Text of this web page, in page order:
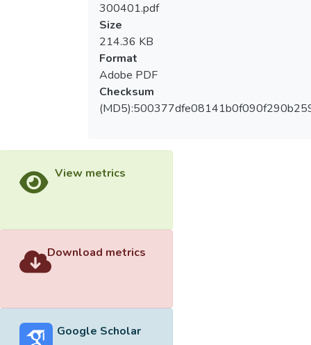
300401.pdf
Size
214.36 KB
Format
Adobe PDF
Checksum
View metrics
Download metrics
Google Scholar